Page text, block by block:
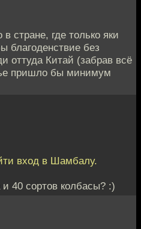
стране, где только яки
благоденствие без
оттуда Китай (забрав всё
пришло бы минимум
вход в Шамбалу.
и 40 сортов колбасы? :)